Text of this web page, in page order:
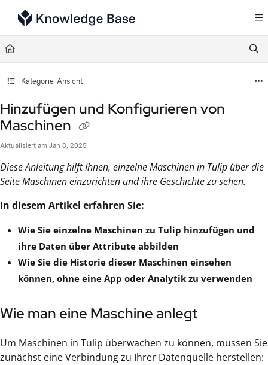
Documentation Index
Fetch the complete documentation index at:
Use this file to discover all available pages before exploring further.
Kategorie-Ansicht
Hinzufügen und Konfigurieren von
Maschinen
Aktualisiert am Jan 8, 2025
Diese Anleitung hilft Ihnen, einzelne Maschinen in Tulip über die
Seite Maschinen einzurichten und ihre Geschichte zu sehen.
In diesem Artikel erfahren Sie:
Wie Sie einzelne Maschinen zu Tulip hinzufügen und
ihre Daten über Attribute abbilden
Wie Sie die Historie dieser Maschinen einsehen
können, ohne eine App oder Analytik zu verwenden
Wie man eine Maschine anlegt
Um Maschinen in Tulip überwachen zu können, müssen Sie
zunächst eine Verbindung zu Ihrer Datenquelle herstellen: